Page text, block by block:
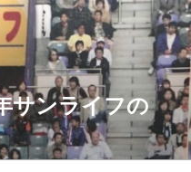
サンライフの